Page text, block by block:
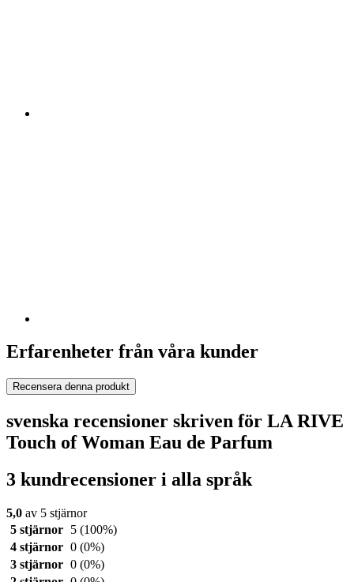
Erfarenheter från våra kunder
Recensera denna produkt
svenska recensioner skriven för LA RIVE
Touch of Woman Eau de Parfum
3 kundrecensioner i alla språk
5,0 av 5 stjärnor
5 stjärnor
5 (100%)
4 stjärnor 0 (0%)
3 stjärnor 0 (0%)